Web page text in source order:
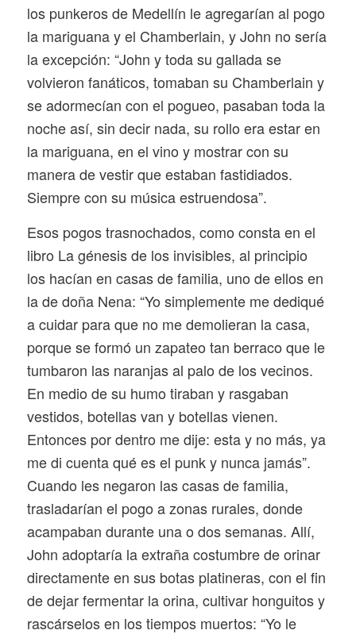
los punkeros de Medellín le agregarían al pogo
la mariguana y el Chamberlain, y John no sería
la excepción: “John y toda su gallada se
volvieron fanáticos, tomaban su Chamberlain y
se adormecían con el pogueo, pasaban toda la
noche así, sin decir nada, su rollo era estar en
la mariguana, en el vino y mostrar con su
manera de vestir que estaban fastidiados.
Siempre con su música estruendosa”.
Esos pogos trasnochados, como consta en el
libro La génesis de los invisibles, al principio
los hacían en casas de familia, uno de ellos en
la de doña Nena: “Yo simplemente me dediqué
a cuidar para que no me demolieran la casa,
porque se formó un zapateo tan berraco que le
tumbaron las naranjas al palo de los vecinos.
En medio de su humo tiraban y rasgaban
vestidos, botellas van y botellas vienen.
Entonces por dentro me dije: esta y no más, ya
me di cuenta qué es el punk y nunca jamás”.
Cuando les negaron las casas de familia,
trasladarían el pogo a zonas rurales, donde
acampaban durante una o dos semanas. Allí,
John adoptaría la extraña costumbre de orinar
directamente en sus botas platineras, con el fin
de dejar fermentar la orina, cultivar honguitos y
rascárselos en los tiempos muertos: “Yo le